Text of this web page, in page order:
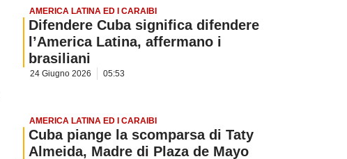
AMERICA LATINA ED I CARAIBI
Difendere Cuba significa difendere
l’America Latina, affermano i
brasiliani
24 Giugno 2026 05:53
AMERICA LATINA ED I CARAIBI
Cuba piange la scomparsa di Taty
Almeida, Madre di Plaza de Mayo